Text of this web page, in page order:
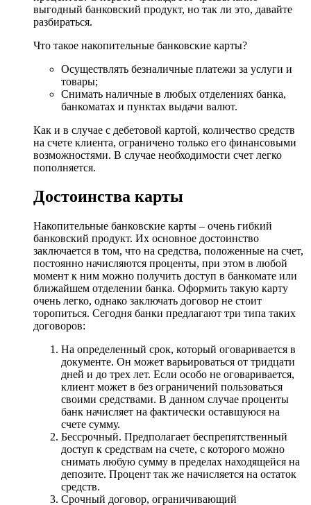
выгодный банковский продукт, но так ли это, давайте
разбираться.
Что такое накопительные банковские карты?
Осуществлять безналичные платежи за услуги и
товары;
Снимать наличные в любых отделениях банка,
банкоматах и пунктах выдачи валют.
Как и в случае с дебетовой картой, количество средств
на счете клиента, ограничено только его финансовыми
возможностями. В случае необходимости счет легко
пополняется.
Достоинства карты
Накопительные банковские карты – очень гибкий
банковский продукт. Их основное достоинство
заключается в том, что на средства, положенные на счет,
постоянно начисляются проценты, при этом в любой
момент к ним можно получить доступ в банкомате или
ближайшем отделении банка. Оформить такую карту
очень легко, однако заключать договор не стоит
торопиться. Сегодня банки предлагают три типа таких
договоров:
На определенный срок, который оговаривается в
документе. Он может варьироваться от тридцати
дней и до трех лет. Если особо не оговаривается,
клиент может в без ограничений пользоваться
своими средствами. В данном случае проценты
банк начисляет на фактически оставшуюся на
счете сумму.
Бессрочный. Предполагает беспрепятственный
доступ к средствам на счете, с которого можно
снимать любую сумму в пределах находящейся на
депозите. Процент так же начисляется на остаток
средств.
Срочный договор, ограничивающий